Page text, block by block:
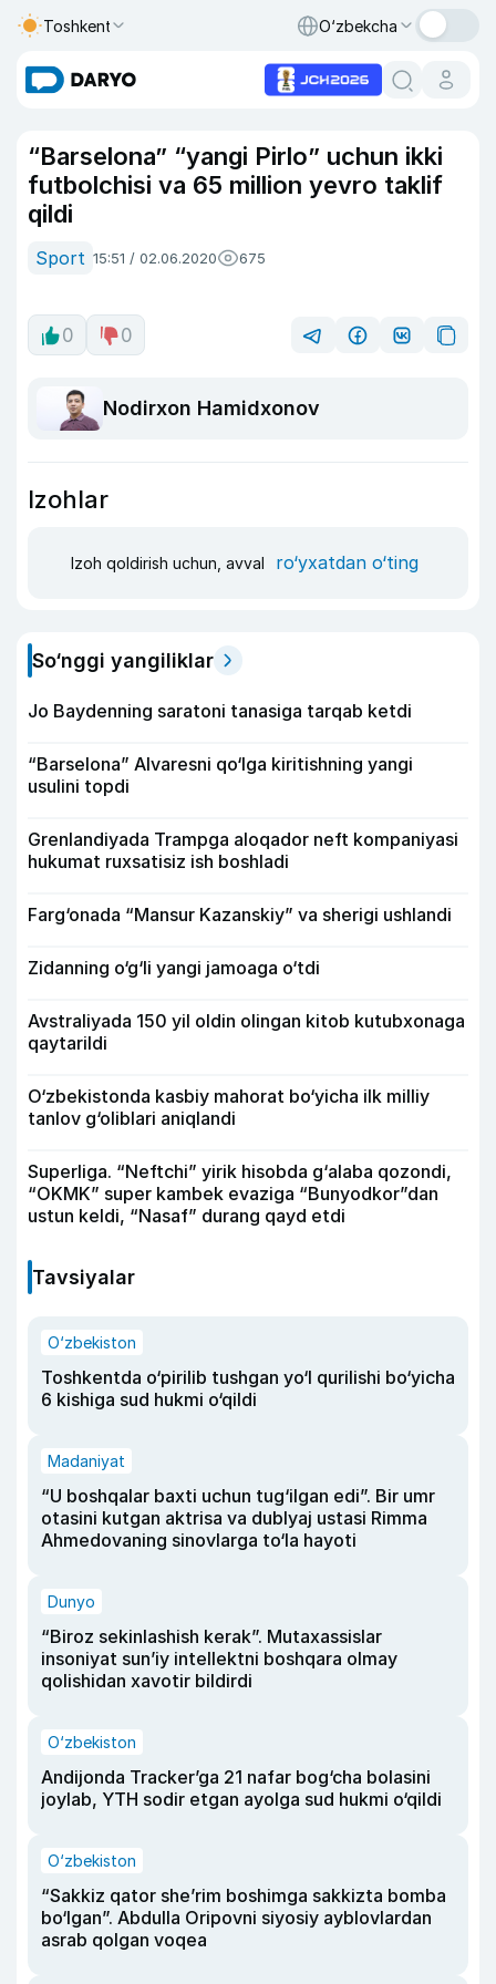
Toshkent O‘zbekcha
“Barselona” “yangi Pirlo” uchun ikki
futbolchisi va 65 million yevro taklif
qildi
Sport 15:51 / 02.06.2020 675
0 0
Nodirxon Hamidxonov
Izohlar
Izoh qoldirish uchun, avval ro‘yxatdan o‘ting
So‘nggi yangiliklar
Jo Baydenning saratoni tanasiga tarqab ketdi
“Barselona” Alvaresni qo‘lga kiritishning yangi
usulini topdi
Grenlandiyada Trampga aloqador neft kompaniyasi
hukumat ruxsatisiz ish boshladi
Farg‘onada “Mansur Kazanskiy” va sherigi ushlandi
Zidanning o‘g‘li yangi jamoaga o‘tdi
Avstraliyada 150 yil oldin olingan kitob kutubxonaga
qaytarildi
O‘zbekistonda kasbiy mahorat bo‘yicha ilk milliy
tanlov g‘oliblari aniqlandi
Superliga. “Neftchi” yirik hisobda g‘alaba qozondi,
“OKMK” super kambek evaziga “Bunyodkor”dan
ustun keldi, “Nasaf” durang qayd etdi
Tavsiyalar
O‘zbekiston
Toshkentda o‘pirilib tushgan yo‘l qurilishi bo‘yicha
6 kishiga sud hukmi o‘qildi
Madaniyat
“U boshqalar baxti uchun tug‘ilgan edi”. Bir umr
otasini kutgan aktrisa va dublyaj ustasi Rimma
Ahmedovaning sinovlarga to‘la hayoti
Dunyo
“Biroz sekinlashish kerak”. Mutaxassislar
insoniyat sun’iy intellektni boshqara olmay
qolishidan xavotir bildirdi
O‘zbekiston
Andijonda Tracker’ga 21 nafar bog‘cha bolasini
joylab, YTH sodir etgan ayolga sud hukmi o‘qildi
O‘zbekiston
“Sakkiz qator she’rim boshimga sakkizta bomba
bo‘lgan”. Abdulla Oripovni siyosiy ayblovlardan
asrab qolgan voqea